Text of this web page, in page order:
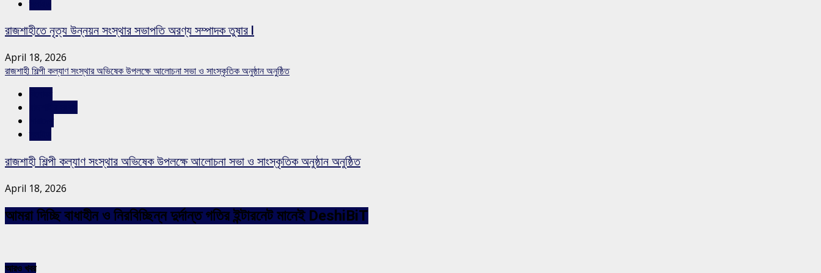
রাজশাহীতে নৃত্য উন্নয়ন সংস্থার সভাপতি অরণ্য সম্পাদক তুষার l
April 18, 2026
রাজশাহী শিল্পী কল্যাণ সংস্থার অভিষেক উপলক্ষে আলোচনা সভা ও সাংস্কৃতিক অনুষ্ঠান অনুষ্ঠিত
রাজশাহী শিল্পী কল্যাণ সংস্থার অভিষেক উপলক্ষে আলোচনা সভা ও সাংস্কৃতিক অনুষ্ঠান অনুষ্ঠিত
April 18, 2026
আমরা দিচ্ছি বাধাহীন ও নিরবিচ্ছিন্ন দুর্দান্ত গতির ইন্টারনেট মানেই DeshiBiT
আরও খবর